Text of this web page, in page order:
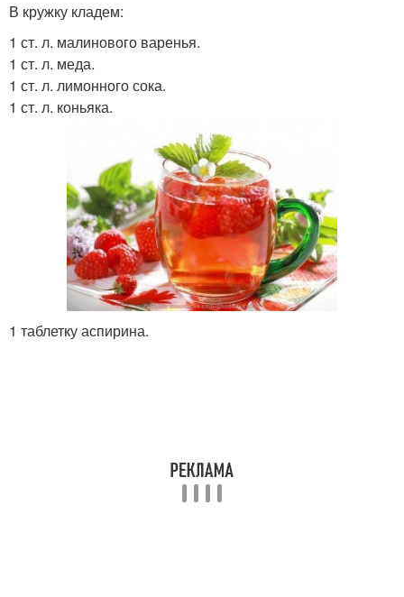
В кружку кладем:
1 ст. л. малинового варенья.
1 ст. л. меда.
1 ст. л. лимонного сока.
1 ст. л. коньяка.
1 таблетку аспирина.